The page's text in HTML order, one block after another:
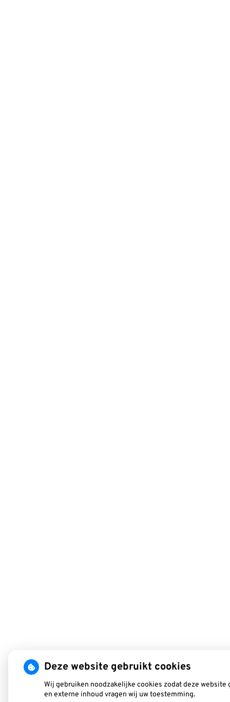
Deze website gebruikt cookies
Wij gebruiken noodzakelijke cookies zodat deze website
en externe inhoud vragen wij uw toestemming.